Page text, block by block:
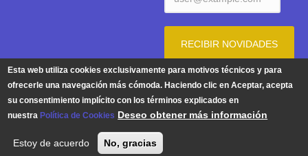
Aviso Legal |Política de Privacidade|Política de Cookies
© 2026 | Concello de Tui. Praza do Concello 1. 36700 TUI -
Teléfono: 986 603 625
Esta web utiliza cookies exclusivamente para motivos técnicos y para
ofrecerle una navegación más cómoda. Haciendo clic en Aceptar, acepta
su consentimiento implícito con los términos explicados en
nuestra Política de Cookies Deseo obtener más información
Estoy de acuerdo No, gracias